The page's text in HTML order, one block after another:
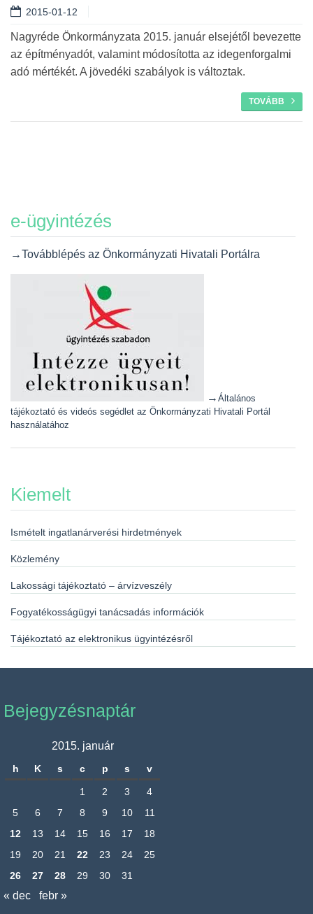
2015-01-12
Nagyréde Önkormányzata 2015. január elsejétől bevezette
az építményadót, valamint módosította az idegenforgalmi
adó mértékét. A jövedéki szabályok is változtak.
TOVÁBB
e-ügyintézés
→Továbblépés az Önkormányzati Hivatali Portálra
→ Általános
tájékoztató és videós segédlet az Önkormányzati Hivatali Portál
használatához
Kiemelt
Ismételt ingatlanárverési hirdetmények
Közlemény
Lakossági tájékoztató – árvízveszély
Fogyatékosságügyi tanácsadás információk
Tájékoztató az elektronikus ügyintézésről
Bejegyzésnaptár
2015. január
h K s c p s v
1 2 3
4
5
6 7 8 9 10
11
12
13 14 15 16 17
18
19
20 21 22 23 24
25
26
27 28 29 30 31
« dec febr »